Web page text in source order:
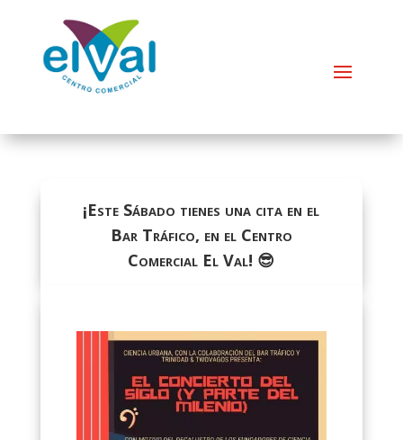
¡Este Sábado tienes una cita en el
Bar Tráfico, en el Centro
Comercial El Val! 😎